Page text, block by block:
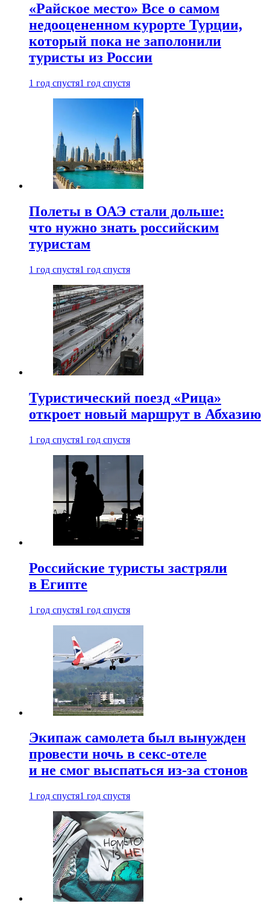
«Райское место» Все о самом
недооцененном курорте Турции,
который пока не заполонили
туристы из России
1 год спустя1 год спустя
Полеты в ОАЭ стали дольше:
что нужно знать российским
туристам
1 год спустя1 год спустя
Туристический поезд «Рица»
откроет новый маршрут в Абхазию
1 год спустя1 год спустя
Российские туристы застряли
в Египте
1 год спустя1 год спустя
Экипаж самолета был вынужден
провести ночь в секс-отеле
и не смог выспаться из-за стонов
1 год спустя1 год спустя